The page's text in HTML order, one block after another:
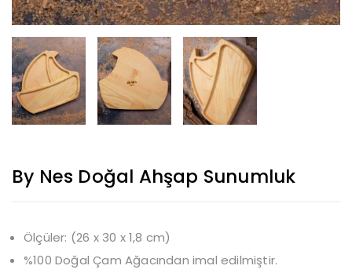
By Nes Doğal Ahşap Sunumluk
Ölçüler: (26 x 30 x 1,8 cm)
%100 Doğal Çam Ağacından imal edilmiştir.